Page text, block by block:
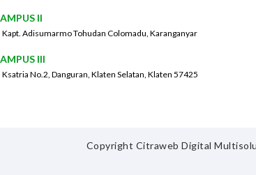
II
Kapt. Adisumarmo Tohudan Colomadu, Karanganyar
III
Ksatria No.2, Danguran, Klaten Selatan, Klaten 57425
Copyright Citraweb Digital